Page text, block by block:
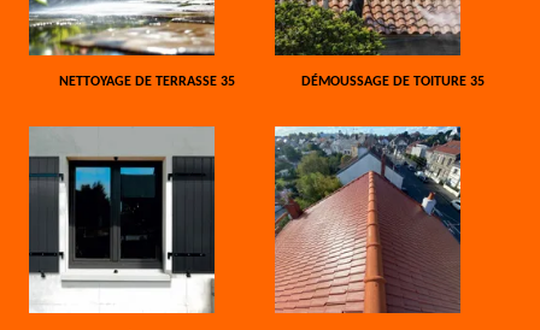
NETTOYAGE DE TERRASSE 35 DÉMOUSSAGE DE TOITURE 35